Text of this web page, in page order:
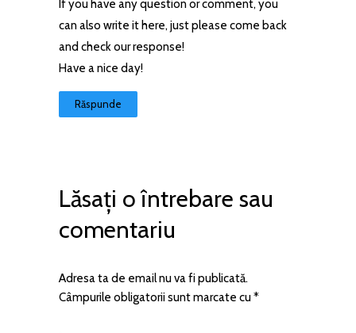
If you have any question or comment, you
can also write it here, just please come back
and check our response!
Have a nice day!
Răspunde
Lăsați o întrebare sau
comentariu
Adresa ta de email nu va fi publicată.
Câmpurile obligatorii sunt marcate cu*